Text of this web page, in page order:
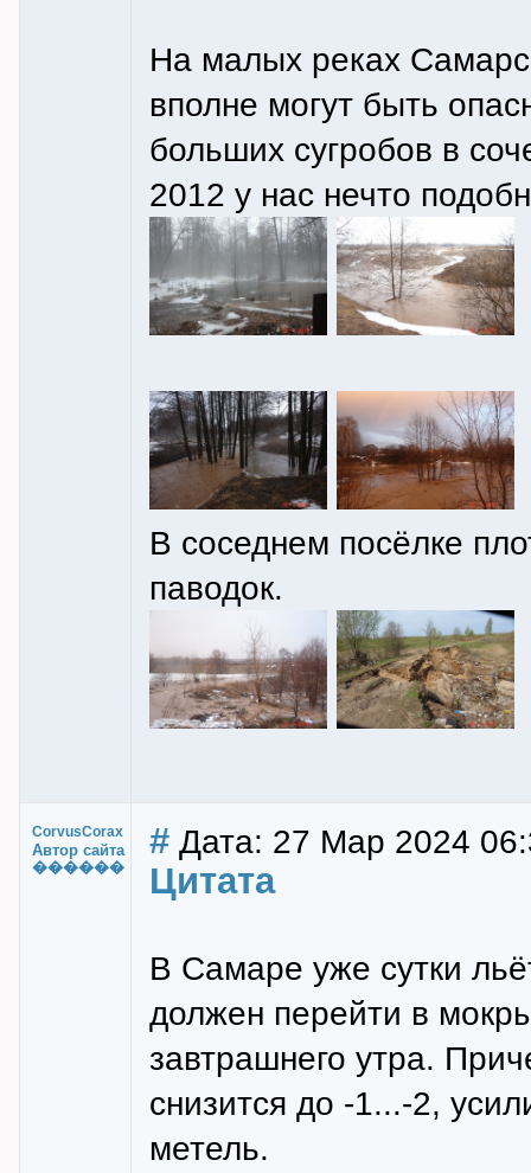
На малых реках
вполне могут быть
больших сугробов в
2012 у нас нечто
В соседнем посёлке
паводок.
CorvusCorax
Автор сайта
������
# Дата: 27 Мар 2024
Цитата
В Самаре уже сутки
должен перейти в
завтрашнего утра.
снизится до -1...-2,
метель.